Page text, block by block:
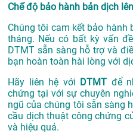
Chế độ bảo hành bản dịch
Chúng tôi cam kết bảo hành
tháng. Nếu có bất kỳ vấn
DTMT sẵn sàng hỗ trợ và
bạn hoàn toàn hài lòng với
Hãy liên hệ với DTMT để
chứng tại với sự chuyên
ngũ của chúng tôi sẵn sàng
cầu dịch thuật công chứng
và hiệu quả.